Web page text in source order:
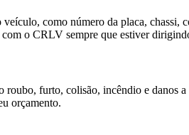
como número da placa, chassi,
o CRLV sempre que estiver
furto, colisão, incêndio e danos
orçamento.